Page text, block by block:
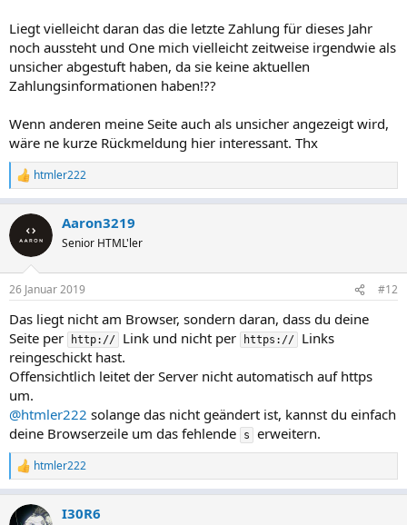
Liegt vielleicht daran das die letzte Zahlung für dieses Jahr
noch aussteht und One mich vielleicht zeitweise irgendwie als
unsicher abgestuft haben, da sie keine aktuellen
Zahlungsinformationen haben!??
Wenn anderen meine Seite auch als unsicher angezeigt wird,
wäre ne kurze Rückmeldung hier interessant. Thx
R
e
k
i
n
e
:
htmler222
Aaron3219
Senior HTML'ler
26 Januar 2019 #12
Das liegt nicht am Browser, sondern daran, dass du deine
Seite per
http:// Link und nicht per https://
Links
reingeschickt hast.
Offensichtlich leitet der Server nicht automatisch auf https
um.
@htmler222 solange das nicht geändert ist, kannst du einfach
deine Browserzeile um das fehlende
s erweitern.
R
e
k
htmler222
I30R6